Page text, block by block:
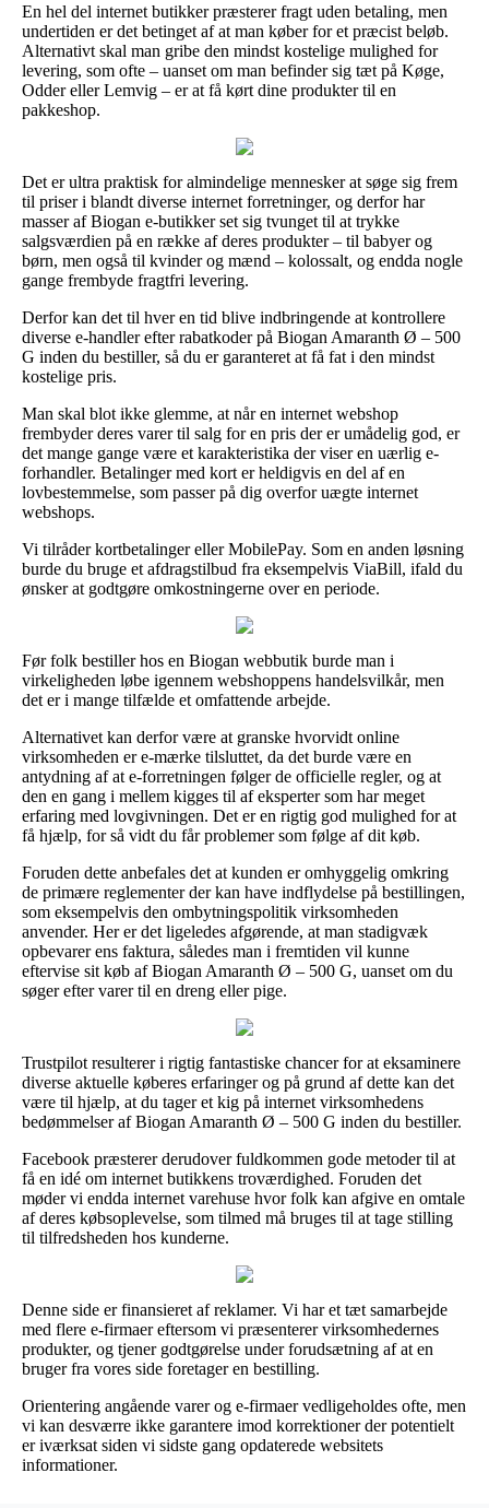
En hel del internet butikker præsterer fragt uden betaling, men
undertiden er det betinget af at man køber for et præcist beløb.
Alternativt skal man gribe den mindst kostelige mulighed for
levering, som ofte – uanset om man befinder sig tæt på Køge,
Odder eller Lemvig – er at få kørt dine produkter til en
pakkeshop.
Det er ultra praktisk for almindelige mennesker at søge sig frem
til priser i blandt diverse internet forretninger, og derfor har
masser af Biogan e-butikker set sig tvunget til at trykke
salgsværdien på en række af deres produkter – til babyer og
børn, men også til kvinder og mænd – kolossalt, og endda nogle
gange frembyde fragtfri levering.
Derfor kan det til hver en tid blive indbringende at kontrollere
diverse e-handler efter rabatkoder på Biogan Amaranth Ø – 500
G inden du bestiller, så du er garanteret at få fat i den mindst
kostelige pris.
Man skal blot ikke glemme, at når en internet webshop
frembyder deres varer til salg for en pris der er umådelig god, er
det mange gange være et karakteristika der viser en uærlig e-
forhandler. Betalinger med kort er heldigvis en del af en
lovbestemmelse, som passer på dig overfor uægte internet
webshops.
Vi tilråder kortbetalinger eller MobilePay. Som en anden løsning
burde du bruge et afdragstilbud fra eksempelvis ViaBill, ifald du
ønsker at godtgøre omkostningerne over en periode.
Før folk bestiller hos en Biogan webbutik burde man i
virkeligheden løbe igennem webshoppens handelsvilkår, men
det er i mange tilfælde et omfattende arbejde.
Alternativet kan derfor være at granske hvorvidt online
virksomheden er e-mærke tilsluttet, da det burde være en
antydning af at e-forretningen følger de officielle regler, og at
den en gang i mellem kigges til af eksperter som har meget
erfaring med lovgivningen. Det er en rigtig god mulighed for at
få hjælp, for så vidt du får problemer som følge af dit køb.
Foruden dette anbefales det at kunden er omhyggelig omkring
de primære reglementer der kan have indflydelse på bestillingen,
som eksempelvis den ombytningspolitik virksomheden
anvender. Her er det ligeledes afgørende, at man stadigvæk
opbevarer ens faktura, således man i fremtiden vil kunne
eftervise sit køb af Biogan Amaranth Ø – 500 G, uanset om du
søger efter varer til en dreng eller pige.
Trustpilot resulterer i rigtig fantastiske chancer for at eksaminere
diverse aktuelle køberes erfaringer og på grund af dette kan det
være til hjælp, at du tager et kig på internet virksomhedens
bedømmelser af Biogan Amaranth Ø – 500 G inden du bestiller.
Facebook præsterer derudover fuldkommen gode metoder til at
få en idé om internet butikkens troværdighed. Foruden det
møder vi endda internet varehuse hvor folk kan afgive en omtale
af deres købsoplevelse, som tilmed må bruges til at tage stilling
til tilfredsheden hos kunderne.
Denne side er finansieret af reklamer. Vi har et tæt samarbejde
med flere e-firmaer eftersom vi præsenterer virksomhedernes
produkter, og tjener godtgørelse under forudsætning af at en
bruger fra vores side foretager en bestilling.
Orientering angående varer og e-firmaer vedligeholdes ofte, men
vi kan desværre ikke garantere imod korrektioner der potentielt
er iværksat siden vi sidste gang opdaterede websitets
informationer.